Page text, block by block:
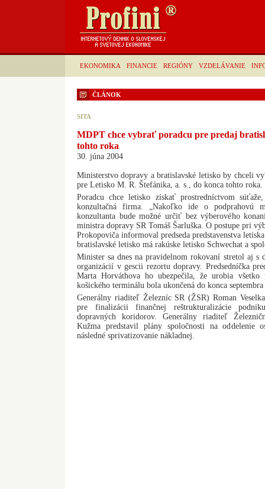
EKONOMIKA FINANCIE REGIÓNY VZDELÁVANIE
ČLÁNOK
SITA
MDPT chce vybrať poradcu pre predaj
tohto roka
30. júna 2004
Ministerstvo dopravy a bratislavské letisko by chceli
pre Letisko M. R. Štefánika, a. s., do konca tohto roka.
Poradcu chce letisko získať prostredníctvom
konzultačná firma. „Nakoľko ide o podprahovú
konzultanta bude možné určiť bez výberového
ministra dopravy SR Tomáš Šarluška. O postupe pri
Prokopoviča informoval predseda predstavenstva
bratislavské letisko má rakúske letisko Schwechat a
Minister sa dnes na pravidelnom rokovaní stretol aj
organizácií v gescii rezortu dopravy. Predsedníčka
Marta Horváthova ho ubezpečila, že urobia všetko
košického terminálu bola ukončená do konca
Generálny riaditeľ Železníc SR (ŽSR) Roman
pre finalizácii finančnej reštrukturalizácie
dopravných koridorov. Generálny riaditeľ
Kužma predstavil plány spoločnosti na oddelenie
následné sprivatizovanie nákladnej.